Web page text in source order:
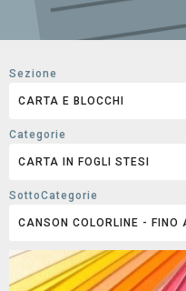
Sezione
Categorie
SottoCategorie